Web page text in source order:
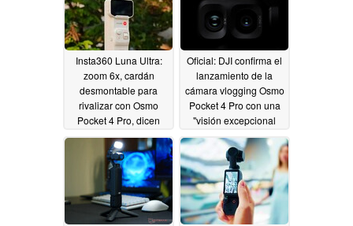
Insta360 Luna Ultra:
zoom 6x, cardán
desmontable para
rivalizar con Osmo
Pocket 4 Pro, dicen
nuevas filtraciones
04/17/2026
Oficial: DJI confirma el
lanzamiento de la
cámara vlogging Osmo
Pocket 4 Pro con una
"visión excepcional
04/16/2026